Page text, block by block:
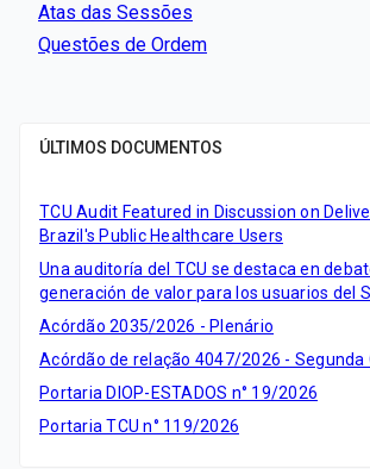
Atas das Sessões
Questões de Ordem
ÚLTIMOS DOCUMENTOS
TCU Audit Featured in Discussion on
Brazil's Public Healthcare Users
Una auditoría del TCU se destaca en
generación de valor para los usuarios del
Acórdão 2035/2026 - Plenário
Acórdão de relação 4047/2026 - Segunda
Portaria DIOP-ESTADOS n° 19/2026
Portaria TCU n° 119/2026